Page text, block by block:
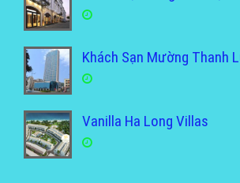
Khách Sạn Mường Thanh
Vanilla Ha Long Villas